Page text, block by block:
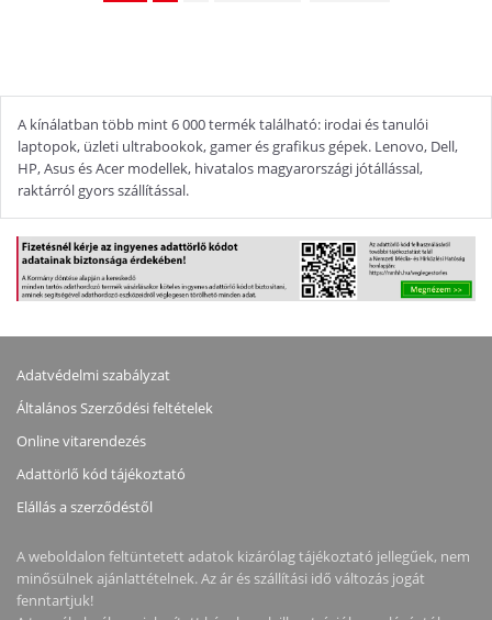
A kínálatban több mint 6 000 termék található: irodai és tanulói
laptopok, üzleti ultrabookok, gamer és grafikus gépek. Lenovo, Dell,
HP, Asus és Acer modellek, hivatalos magyarországi jótállással,
raktárról gyors szállítással.
Adatvédelmi szabályzat
Általános Szerződési feltételek
Online vitarendezés
Adattörlő kód tájékoztató
Elállás a szerződéstől
A weboldalon feltüntetett adatok kizárólag tájékoztató jellegűek, nem
minősülnek ajánlattételnek. Az ár és szállítási idő változás jogát
fenntartjuk!